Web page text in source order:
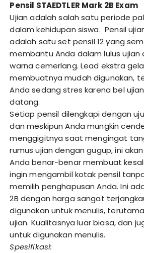
Pensil STAEDTLER Mark 2B Exam
Ujian adalah salah satu periode
dalam kehidupan siswa. Pensil ujian
adalah satu set pensil 12 yang
membantu Anda dalam lulus ujian
warna cemerlang. Lead ekstra
membuatnya mudah digunakan,
Anda sedang stres karena bel
datang.
Setiap pensil dilengkapi dengan
dan meskipun Anda mungkin
menggigitnya saat mengingat
rumus ujian dengan gugup, ini
Anda benar-benar membuat
ingin mengambil kotak pensil
memilih penghapusan Anda. Ini
2B dengan harga sangat
digunakan untuk menulis,
ujian. Kualitasnya luar biasa, dan
untuk digunakan menulis.
Spesifikasi: